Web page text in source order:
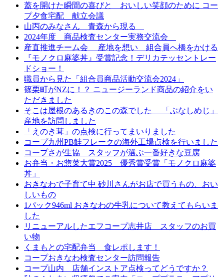
蓋を開けた瞬間の喜びと おいしい笑顔のために コー
プ夕食宅配 献立会議
山丙のみなさん 青森から現る
2024年度 商品検査センター実務交流会
産直推進チーム会 産地を想い 組合員へ橋をかける
『モノクロ麻婆丼』受賞記念！デリカテッセントレー
ドショー！
職員から見た「組合員商品活動交流会2024」
篠栗町がNZに！？ ニュージーランド商品の紹介をい
ただきました
そこは屋根のあるきのこの森でした 「ぶなしめじ」
産地を訪問しました
「えのき茸」の点検に行ってまいりました
コープ九州PB鮭フレークの海外工場点検を行いました
コープさが生協 スタッフが選ぶ一番好きな豆腐
お弁当・お惣菜大賞2025 優秀賞受賞「モノクロ麻婆
丼」
おきなわで子育て中 砂川さんがお店で買うもの、おい
しいもの
1パック946ml おきなわの牛乳について教えてもらいま
した
リニューアルしたエフコープ志井店 スタッフのお買
い物
くまもとの宅配弁当 食レポします！
コープおきなわ検査センター訪問報告
コープ山内 店舗インストア点検ってどうですか？